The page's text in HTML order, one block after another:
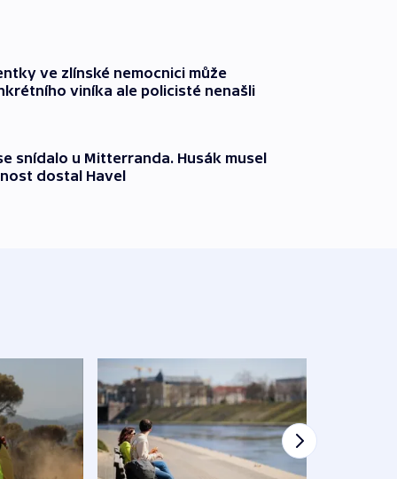
ve zlínské nemocnici může
viníka ale policisté nenašli
snídalo u Mitterranda. Husák musel
dostal Havel